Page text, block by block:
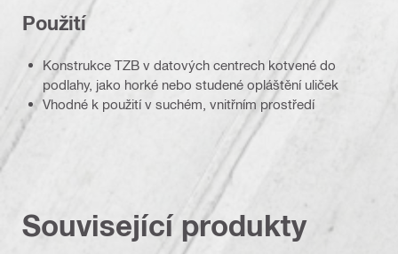
Použití
Konstrukce TZB v datových centrech kotvené do
podlahy, jako horké nebo studené opláštění uliček
Vhodné k použití v suchém, vnitřním prostředí
Související produkty